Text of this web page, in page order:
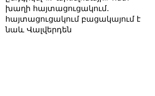
խաղի հայտացուցակում․
հայտացուցակում բացակայում է
նաև Վալվերդեն